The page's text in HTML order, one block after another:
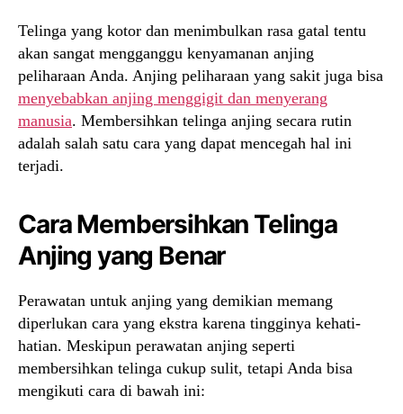
Telinga yang kotor dan menimbulkan rasa gatal tentu
akan sangat mengganggu kenyamanan anjing
peliharaan Anda. Anjing peliharaan yang sakit juga bisa
menyebabkan anjing menggigit dan menyerang
manusia. Membersihkan telinga anjing secara rutin
adalah salah satu cara yang dapat mencegah hal ini
terjadi.
Cara Membersihkan Telinga
Anjing yang Benar
Perawatan untuk anjing yang demikian memang
diperlukan cara yang ekstra karena tingginya kehati-
hatian. Meskipun perawatan anjing seperti
membersihkan telinga cukup sulit, tetapi Anda bisa
mengikuti cara di bawah ini: